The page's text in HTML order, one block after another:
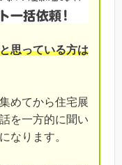
思っている方は
めてから住宅展
を一方的に聞い
なります。